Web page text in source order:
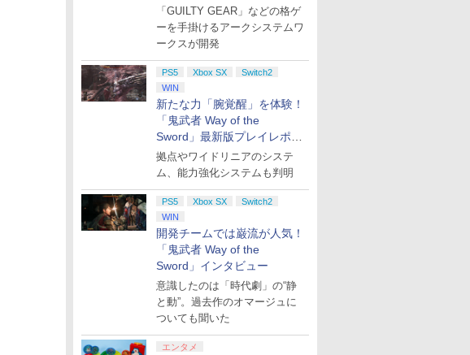
たちが登場
「GUILTY GEAR」などの格ゲ
ーを手掛けるアークシステムワ
ークスが開発
PS5 Xbox SX
Switch2
WIN
新たな力「腕覚醒」を体験！
「鬼武者 Way of the
Sword」最新版プレイレポー
ト
拠点やワイドリニアのシステ
ム、能力強化システムも判明
PS5 Xbox SX
Switch2
WIN
開発チームでは巌流が人気！
「鬼武者 Way of the
Sword」インタビュー
意識したのは「時代劇」の“静
と動”。過去作のオマージュに
ついても聞いた
エンタメ